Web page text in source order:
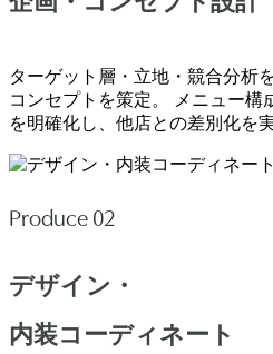
ターゲット層・立地・競合分析
コンセプトを策定。 メニュー構
を明確化し、他店との差別化を
Produce 02
デザイン・
内装コーディネート